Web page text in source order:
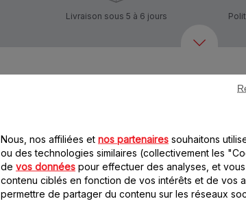
Livraison sous 5 à 6 jours
Autre(s) accessoire(s)
Nous, nos affiliées et nos partenaires souhaitons
ou des technologies similaires (collectivement les
de vos données pour effectuer des analyses, et
contenu ciblés en fonction de vos intérêts et de vos
permettre de partager du contenu sur les réseaux